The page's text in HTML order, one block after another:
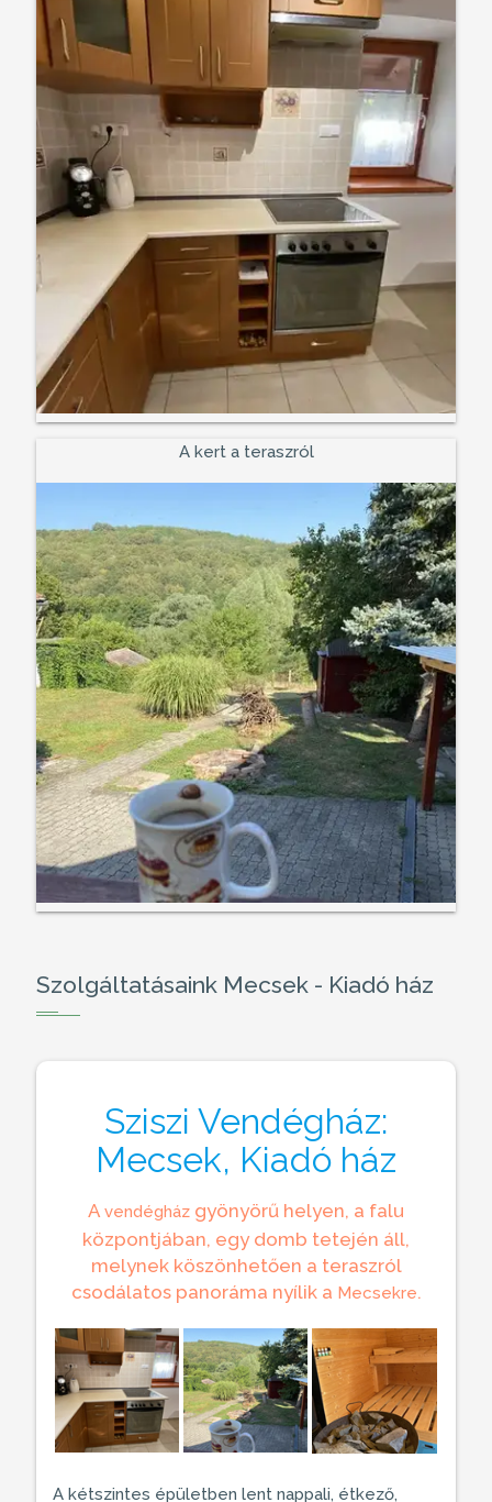
A kert a teraszról
Szolgáltatásaink Mecsek - Kiadó ház
Sziszi Vendégház:
Mecsek, Kiadó ház
A vendégház gyönyörű helyen, a falu
központjában, egy domb tetején áll,
melynek köszönhetően a teraszról
csodálatos panoráma nyílik a Mecsekre.
A kétszintes épületben lent nappali, étkező,